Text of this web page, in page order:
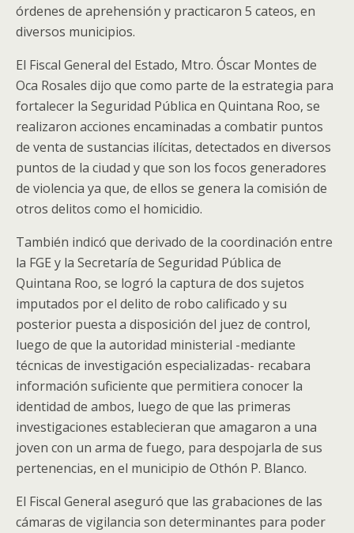
órdenes de aprehensión y practicaron 5 cateos, en
diversos municipios.
El Fiscal General del Estado, Mtro. Óscar Montes de
Oca Rosales dijo que como parte de la estrategia para
fortalecer la Seguridad Pública en Quintana Roo, se
realizaron acciones encaminadas a combatir puntos
de venta de sustancias ilícitas, detectados en diversos
puntos de la ciudad y que son los focos generadores
de violencia ya que, de ellos se genera la comisión de
otros delitos como el homicidio.
También indicó que derivado de la coordinación entre
la FGE y la Secretaría de Seguridad Pública de
Quintana Roo, se logró la captura de dos sujetos
imputados por el delito de robo calificado y su
posterior puesta a disposición del juez de control,
luego de que la autoridad ministerial -mediante
técnicas de investigación especializadas- recabara
información suficiente que permitiera conocer la
identidad de ambos, luego de que las primeras
investigaciones establecieran que amagaron a una
joven con un arma de fuego, para despojarla de sus
pertenencias, en el municipio de Othón P. Blanco.
El Fiscal General aseguró que las grabaciones de las
cámaras de vigilancia son determinantes para poder